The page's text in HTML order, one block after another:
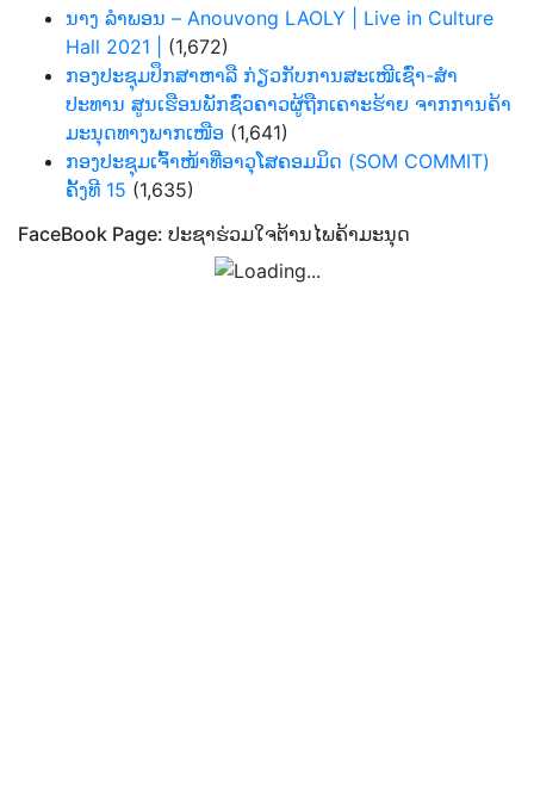
ນາງ ລຳພອນ – Anouvong LAOLY | Live in Culture
Hall 2021 |
(1,672)
ກອງປະຊຸມປຶກສາຫາລື ກ່ຽວກັບການສະເໜີເຊົ່າ-ສໍາ
ປະທານ ສູນເຮືອນພັກຊົ່ວຄາວຜູ້ຖືກເຄາະຮ້າຍ ຈາກການຄ້າ
ມະນຸດທາງພາກເໜືອ (1,641)
ກອງປະຊຸມເຈົ້າໜ້າທີ່ອາວຸໂສຄອມມິດ (SOM COMMIT)
ຄັ້ງທີ 15 (1,635)
FaceBook Page: ປະຊາຮ່ວມໃຈຕ້ານໄພຄ້າມະນຸດ